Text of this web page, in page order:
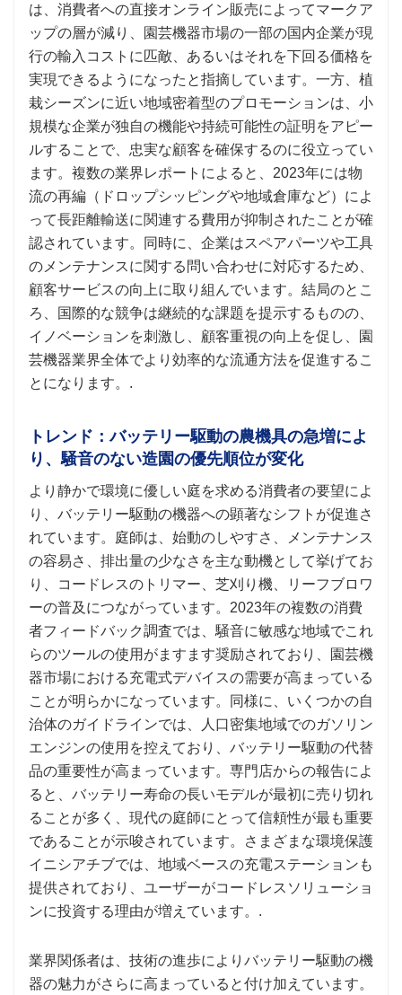
は、消費者への直接オンライン販売によってマークア
ップの層が減り、園芸機器市場の一部の国内企業が現
行の輸入コストに匹敵、あるいはそれを下回る価格を
実現できるようになったと指摘しています。一方、植
栽シーズンに近い地域密着型のプロモーションは、小
規模な企業が独自の機能や持続可能性の証明をアピー
ルすることで、忠実な顧客を確保するのに役立ってい
ます。複数の業界レポートによると、2023年には物
流の再編（ドロップシッピングや地域倉庫など）によ
って長距離輸送に関連する費用が抑制されたことが確
認されています。同時に、企業はスペアパーツや工具
のメンテナンスに関する問い合わせに対応するため、
顧客サービスの向上に取り組んでいます。結局のとこ
ろ、国際的な競争は継続的な課題を提示するものの、
イノベーションを刺激し、顧客重視の向上を促し、園
芸機器業界全体でより効率的な流通方法を促進するこ
とになります。.
トレンド：バッテリー駆動の農機具の急増によ
り、騒音のない造園の優先順位が変化
より静かで環境に優しい庭を求める消費者の要望によ
り、バッテリー駆動の機器への顕著なシフトが促進さ
れています。庭師は、始動のしやすさ、メンテナンス
の容易さ、排出量の少なさを主な動機として挙げてお
り、コードレスのトリマー、芝刈り機、リーフブロワ
ーの普及につながっています。2023年の複数の消費
者フィードバック調査では、騒音に敏感な地域でこれ
らのツールの使用がますます奨励されており、園芸機
器市場における充電式デバイスの需要が高まっている
ことが明らかになっています。同様に、いくつかの自
治体のガイドラインでは、人口密集地域でのガソリン
エンジンの使用を控えており、バッテリー駆動の代替
品の重要性が高まっています。専門店からの報告によ
ると、バッテリー寿命の長いモデルが最初に売り切れ
ることが多く、現代の庭師にとって信頼性が最も重要
であることが示唆されています。さまざまな環境保護
イニシアチブでは、地域ベースの充電ステーションも
提供されており、ユーザーがコードレスソリューショ
ンに投資する理由が増えています。.
業界関係者は、技術の進歩によりバッテリー駆動の機
器の魅力がさらに高まっていると付け加えています。